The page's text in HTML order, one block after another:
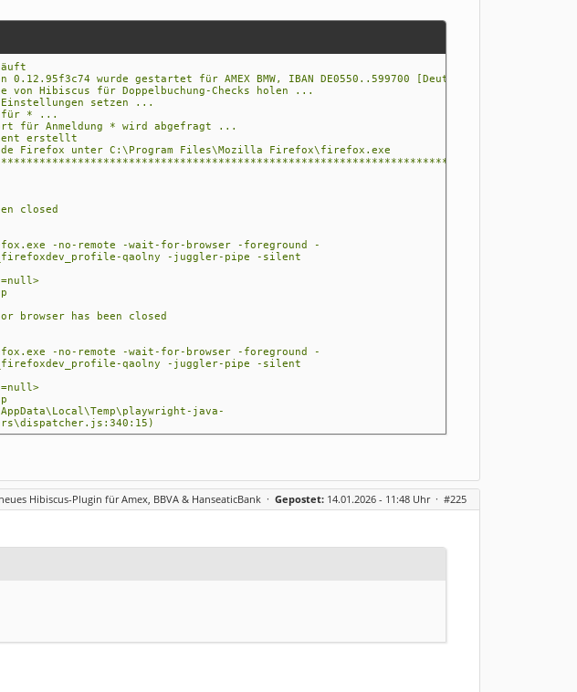
0.12.95f3c74 wurde gestartet für AMEX BMW, IBAN DE0550..599700 [Deutsche Bank]...
von Hibiscus für Doppelbuchung-Checks holen ...
Einstellungen setzen ...
für * ...
für Anmeldung * wird abgefragt ...
erstellt
Firefox unter C:\Program Files\Mozilla Firefox\firefox.exe
closed
-no-remote -wait-for-browser -foreground -
qaolny -juggler-pipe -silent
browser has been closed
-no-remote -wait-for-browser -foreground -
qaolny -juggler-pipe -silent
java-
Hibiscus-Plugin für Amex, BBVA & HanseaticBank · Gepostet: 14.01.2026 - 11:48 Uhr · #225